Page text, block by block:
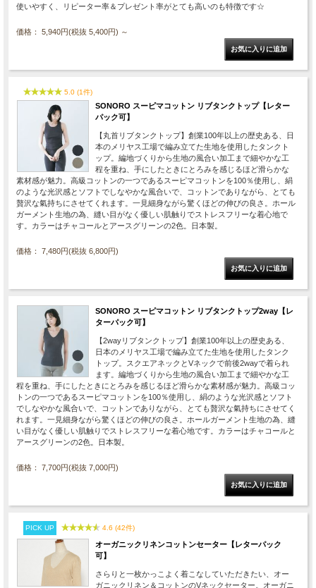
使いやすく、リピーター率＆プレゼント率がとても高いのも特徴です☆
価格： 5,940円(税抜 5,400円) ～
5.0 (1件)
SONORO スーピマコットン リブタンクトップ【レター
パック可】
【丸首リブタンクトップ】創業100年以上の歴史ある、日
本のメリヤス工場で編み立てた生地を使用したタンクト
ップ。編地づくりから生地の風合い加工まで細やかな工
程を重ね、手にしたときにとろみを感じるほど滑らかな
素材感が魅力。高級コットンの一つであるスーピマコットンを100％使用し、絹
のような光沢感とソフトでしなやかな風合いで、コットンでありながら、とても
贅沢な氣持ちにさせてくれます。一見細身ながら驚くほどの伸びの良さ。ホール
ガーメント生地の為、縫い目がなく優しい肌触りでストレスフリーな着心地で
す。カラーはチャコールとアースグリーンの2色。日本製。
価格： 7,480円(税抜 6,800円)
SONORO スーピマコットン リブタンクトップ2way【レ
ターパック可】
【2wayリブタンクトップ】創業100年以上の歴史ある、
日本のメリヤス工場で編み立てた生地を使用したタンク
トップ。スクエアネックとVネックで前後2wayで着られ
ます。編地づくりから生地の風合い加工まで細やかな工
程を重ね、手にしたときにとろみを感じるほど滑らかな素材感が魅力。高級コッ
トンの一つであるスーピマコットンを100％使用し、絹のような光沢感とソフト
でしなやかな風合いで、コットンでありながら、とても贅沢な氣持ちにさせてく
れます。一見細身ながら驚くほどの伸びの良さ。ホールガーメント生地の為、縫
い目がなく優しい肌触りでストレスフリーな着心地です。カラーはチャコールと
アースグリーンの2色。日本製。
価格： 7,700円(税抜 7,000円)
PICK UP 4.6 (42件)
オーガニックリネンコットンセーター【レターパック
可】
さらりと一枚かっこよく着こなしていただきたい、オー
ガニックリネン＆コットンのVネックセーター。オーガニ